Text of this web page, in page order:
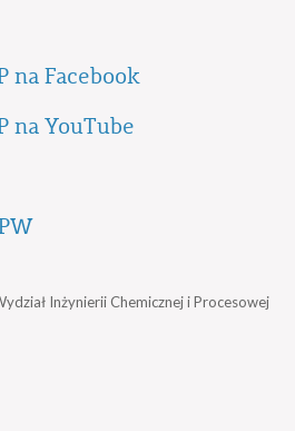
na Facebook
na YouTube
Inżynierii Chemicznej i Procesowej